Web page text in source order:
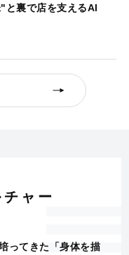
と裏で店を支えるAI
ャー
ってきた「身体を描